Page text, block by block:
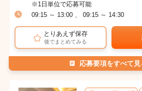
※1日単位で応募可能
09:15 ～ 13:00 、 09:15 ～ 14:30
とりあえず保存
後でまとめてみる
応募要項をすべて見